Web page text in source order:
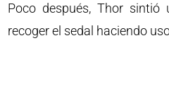
Poco después, Thor
recoger el sedal haciendo